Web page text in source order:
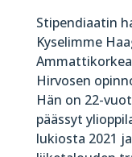
Stipendiaatin
Kyselimme
Hirvosen
Hän on 22-
päässyt
lukiosta 2021